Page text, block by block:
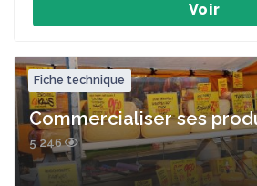
Voir
Fiche technique
Commercialiser ses
5 246